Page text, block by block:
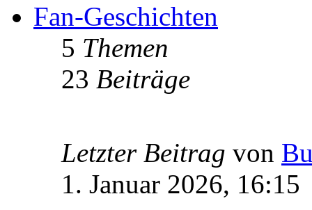
Fan-Geschichten
5 Themen
23 Beiträge
Letzter Beitrag von
1. Januar 2026, 16:15